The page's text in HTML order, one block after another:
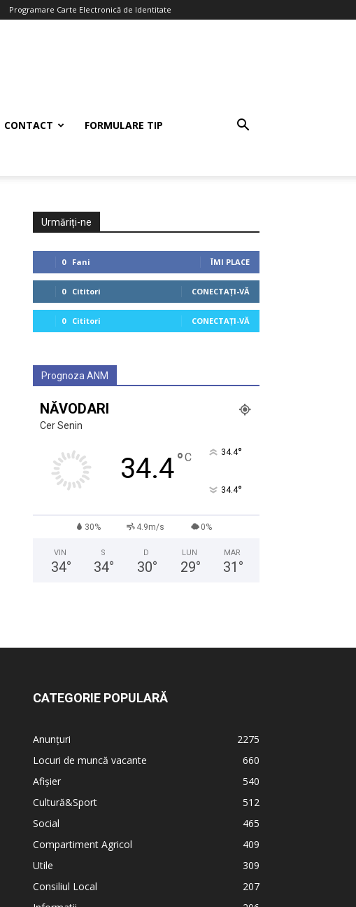
Programare Carte Electronică de Identitate
CONTACT FORMULARE TIP
Urmăriți-ne
0 Fani ÎMI PLACE
0 Cititori CONECTAȚI-VĂ
0 Cititori CONECTAȚI-VĂ
Prognoza ANM
NĂVODARI
Cer Senin
34.4°C 34.4°
34.4°
30% 4.9m/s 0%
VIN
34°
S
34°
D
30°
LUN
29°
MAR
31 °
CATEGORIE POPULARĂ
Anunțuri
2275
Locuri de muncă vacante
660
Afișier
540
Cultură&Sport
512
Social
465
Compartiment Agricol
409
Utile
309
Consiliul Local
207